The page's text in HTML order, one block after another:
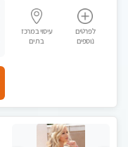
לפרטים
נוספים
עיסוי במרכז
בת ים